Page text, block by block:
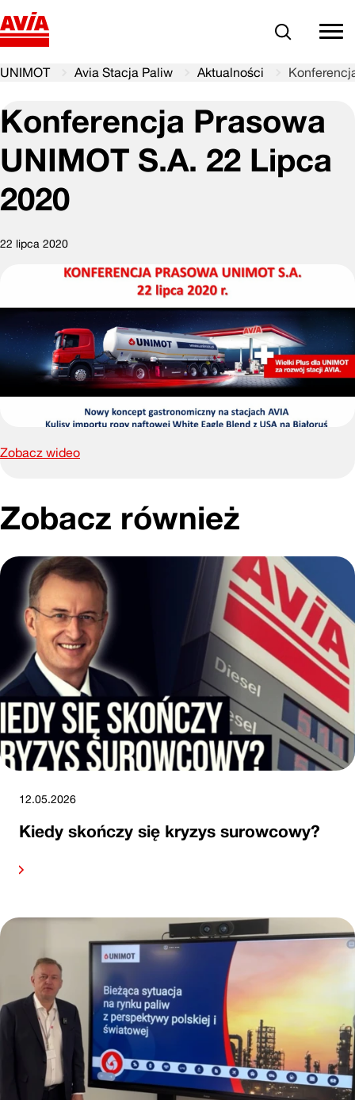
Szukaj
UNIMOT Avia Stacja Paliw Aktualności
Konferencja Prasowa
UNIMOT S.A. 22 Lipca
2020
22 lipca 2020
Zobacz wideo
Zobacz również
12.05.2026
Kiedy skończy się kryzys surowcowy?